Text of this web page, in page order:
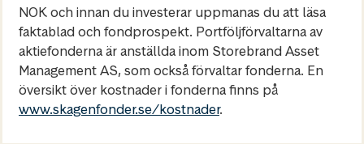
NOK och innan du investerar uppmanas du att läsa
faktablad och fondprospekt. Portföljförvaltarna av
aktiefonderna är anställda inom Storebrand Asset
Management AS, som också förvaltar fonderna. En
översikt över kostnader i fonderna finns på
www.skagenfonder.se/kostnader.